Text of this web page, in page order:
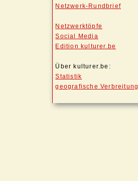
Netzwerk-Rundbrief
Netzwerktöpfe
Social Media
Edition kulturer.be
Über kulturer.be:
Statistik
geografische Verbreitung